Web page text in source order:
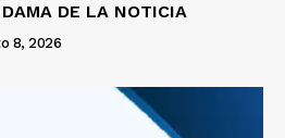
DE LA NOTICIA
8, 2026